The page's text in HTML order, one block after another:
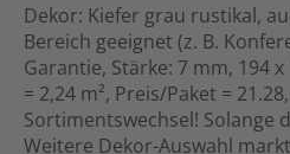
Dekor: Kiefer grau rustikal,
Bereich geeignet (z. B.
Garantie, Stärke: 7 mm, 194 x
= 2,24 m², Preis/Paket =
Sortimentswechsel! Solange
Weitere Dekor-Auswahl